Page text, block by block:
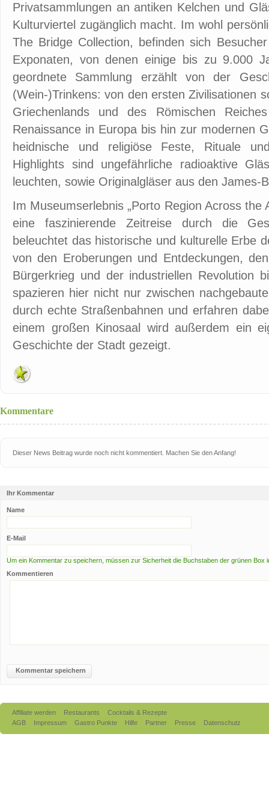
Privatsammlungen an antiken Kelchen und
Kulturviertel zugänglich macht. Im wohl
The Bridge Collection, befinden sich
Exponaten, von denen einige bis zu 9.000
geordnete Sammlung erzählt von der
(Wein-)Trinkens: von den ersten Zivilisationen
Griechenlands und des Römischen
Renaissance in Europa bis hin zur modernen
heidnische und religiöse Feste, Rituale
Highlights sind ungefährliche radioaktive
leuchten, sowie Originalgläser aus den James-
Im Museumserlebnis „Porto Region Across the
eine faszinierende Zeitreise durch die
beleuchtet das historische und kulturelle Erbe
von den Eroberungen und Entdeckungen,
Bürgerkrieg und der industriellen Revolution
spazieren hier nicht nur zwischen
durch echte Straßenbahnen und erfahren
einem großen Kinosaal wird außerdem ein
Geschichte der Stadt gezeigt.
Kommentare
Dieser News Beitrag wurde noch nicht kommentiert. Machen Sie den Anfang!
Ihr Kommentar
Name
E-Mail
Um ein Kommentar zu speichern, müssen zur Sicherheit die Buchstaben der grünen
Kommentieren
Kommentar speichern
Affiliate werden Restaurants
Cocktails & Rezepte
AGB
Impressum Gastro Punkte Hilfe Partner Presse Datenschutz